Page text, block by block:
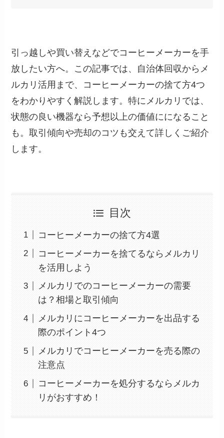
引っ越しや買い替えなどでコーヒーメーカーを手
放したい方へ。この記事では、自治体回収からメ
ルカリ活用まで、コーヒーメーカーの捨て方4つ
をわかりやすく解説します。特にメルカリでは、
状態の良い機器なら予想以上の価値にになること
も。取引傾向や売却のコツも交えて詳しくご紹介
します。
目次
コーヒーメーカーの捨て方4選
コーヒーメーカーを捨てるならメルカリ
を活用しよう
メルカリでのコーヒーメーカーの需要
は？相場と取引傾向
メルカリにコーヒーメーカーを出品する
際のポイント4つ
メルカリでコーヒーメーカーを売る際の
注意点
コーヒーメーカーを処分するならメルカ
リがおすすめ！